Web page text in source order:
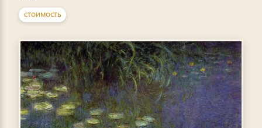
СТОИМОСТЬ